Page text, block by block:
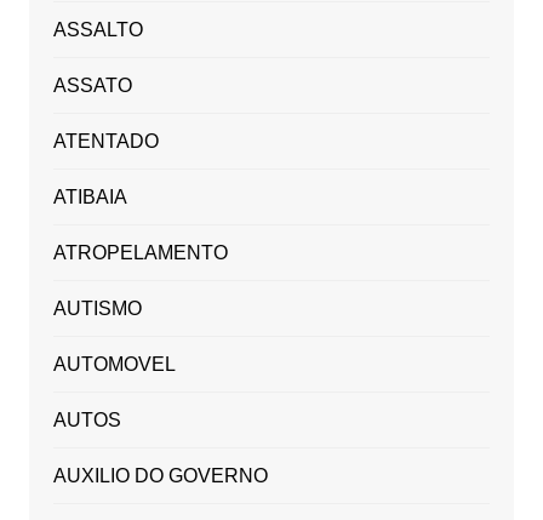
ASSALTO
ASSATO
ATENTADO
ATIBAIA
ATROPELAMENTO
AUTISMO
AUTOMOVEL
AUTOS
AUXILIO DO GOVERNO